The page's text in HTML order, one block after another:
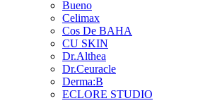
Bueno
Celimax
Cos De BAHA
CU SKIN
Dr.Althea
Dr.Ceuracle
Derma:B
ECLORE STUDIO